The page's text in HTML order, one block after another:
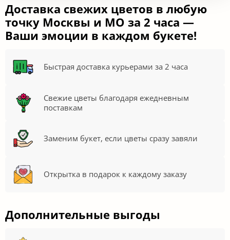
Доставка свежих цветов в любую
точку Москвы и МО за 2 часа —
Ваши эмоции в каждом букете!
Быстрая доставка курьерами за 2 часа
Свежие цветы благодаря ежедневным
поставкам
Заменим букет, если цветы сразу завяли
Открытка в подарок к каждому заказу
Дополнительные выгоды